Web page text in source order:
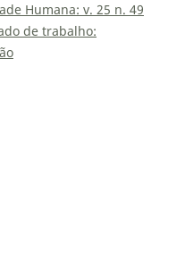
Humana: v. 25 n. 49
de trabalho: